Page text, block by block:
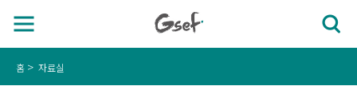
홈 자료실